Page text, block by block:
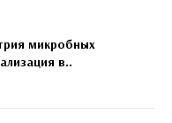
микробных
в..